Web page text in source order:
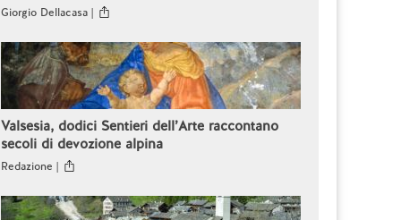
Giorgio Dellacasa |
Valsesia, dodici Sentieri dell’Arte raccontano
secoli di devozione alpina
Redazione |